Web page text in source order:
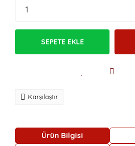
SEPETE EKLE
Karşılaştır
Ürün Bilgisi